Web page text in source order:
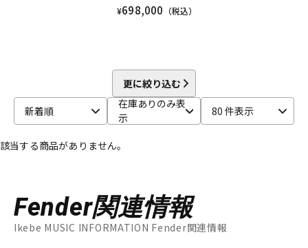
¥698,000 （税込）
更に絞り込む
新着順
在庫ありのみ表
示
80 件表示
該当する商品がありません。
Fender関連情報
Ikebe MUSIC INFORMATION Fender関連情報